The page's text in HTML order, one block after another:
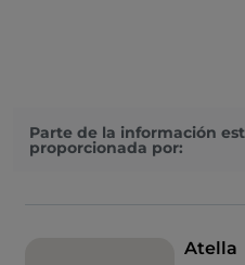
Parte de la información
proporcionada por:
Atella